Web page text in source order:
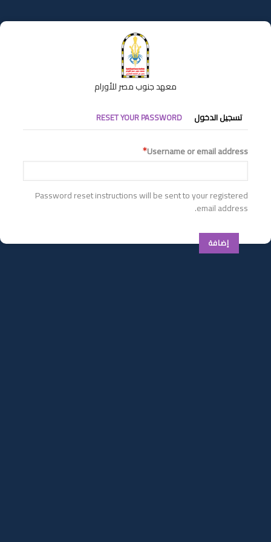
إلى
المحتوى
معهد جنوب مصر للأورام
التبويبات
الأساسية
تسجيل الدخول RESET YOUR PASSWORD
Username or email address
Password reset instructions will be sent to your registered
email address.